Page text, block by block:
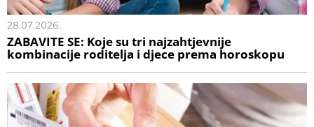
28.07.2026.
ZABAVITE SE: Koje su tri najzahtjevnije
kombinacije roditelja i djece prema horoskopu